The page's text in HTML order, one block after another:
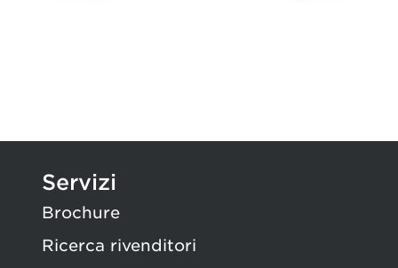
Servizi
Brochure
Ricerca rivenditori